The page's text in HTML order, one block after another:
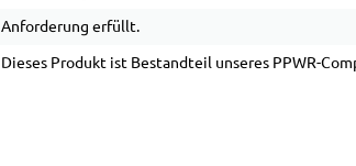
Anforderung erfüllt.
Dieses Produkt ist Bestandteil unseres PPWR-